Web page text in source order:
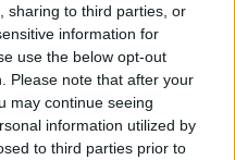
sharing to third parties, or
information for
use the below opt-out
Please note that after your
may continue seeing
information utilized by
to third parties prior to
Εθελοντών
δημοσίευμά του